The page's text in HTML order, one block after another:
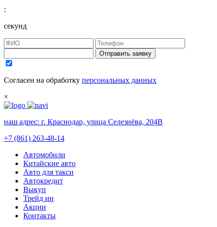
:
секунд
Отправить заявку
Согласен на обработку персональных данных
×
наш адрес: г. Краснодар, улица Селезнёва, 204В
+7 (861) 263-48-14
Автомобили
Китайские авто
Авто для такси
Автокредит
Выкуп
Трейд ин
Акции
Контакты